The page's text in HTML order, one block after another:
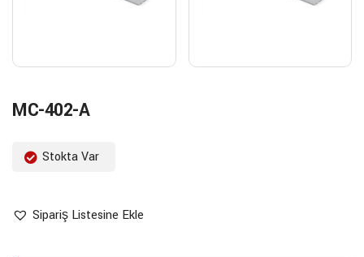
MC-402-A
Stokta Var
Sipariş Listesine Ekle